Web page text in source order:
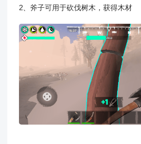
2、斧子可用于砍伐树木，获得木材